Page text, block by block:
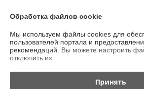
Контакты
Доставка и оплата
Обработка файлов cookie
Мы используем файлы cookies для
пользователей портала и
рекомендаций. Вы можете настроить
отключить их.
Принять